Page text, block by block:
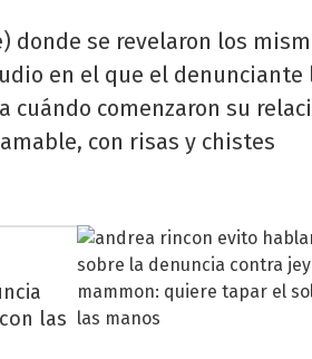
donde se revelaron los
en el que el denunciante
comenzaron su
con risas y chistes
las